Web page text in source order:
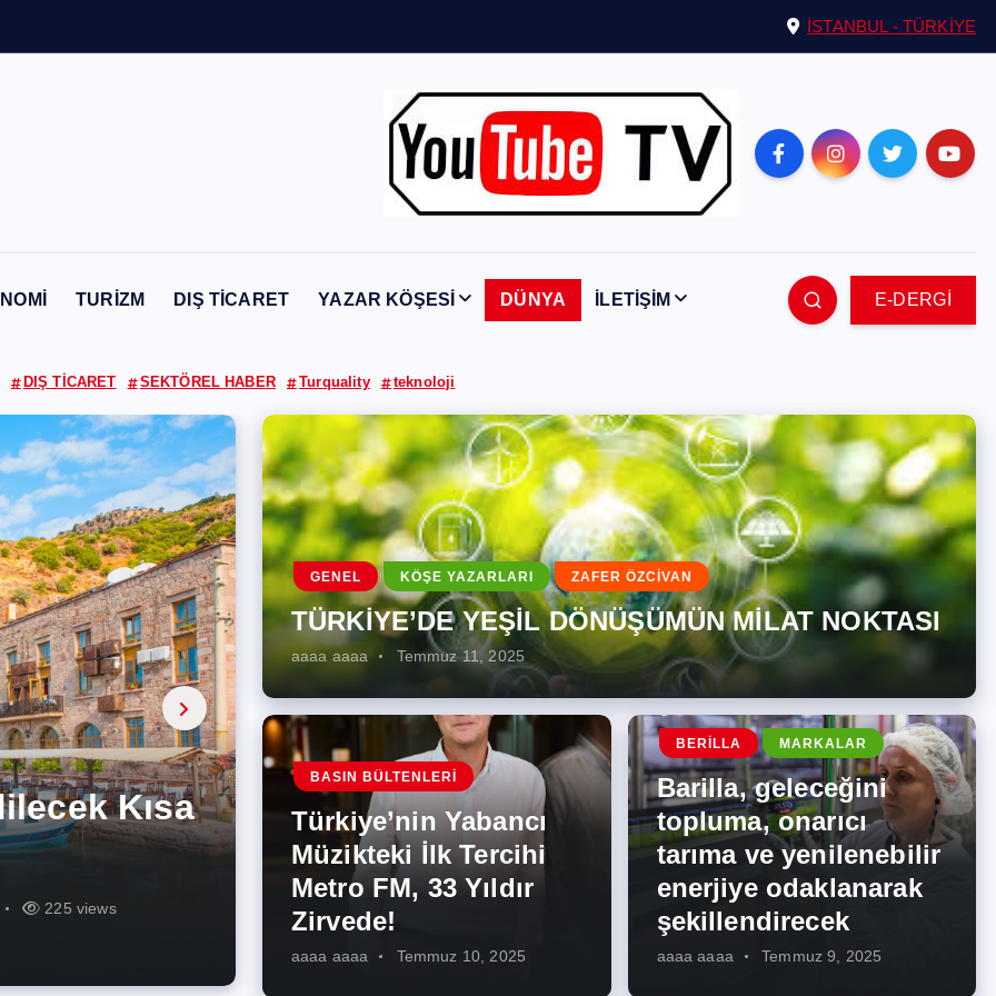
İSTANBUL - TÜRKİYE
TURİZM DIŞ TİCARET YAZAR KÖŞESİ DÜNYA İLETİŞİM E-DERGİ
DIŞ TİCARET SEKTÖREL HABER Turquality teknoloji
342 views
İlk
Zirvede!
271 views
onarıcı
273 views
Enerji
İş
285 views
Kısa
225 views
Artması
260 views
GENEL KÖŞE YAZARLARI ZAFER ÖZCİVAN
TÜRKİYE’DE YEŞİL DÖNÜŞÜMÜN MİLAT NOKTASI
aaaa aaaa Temmuz 11, 2025
BASIN BÜLTENLERI
Türkiye’nin Yabancı
Müzikteki İlk Tercihi
Metro FM, 33 Yıldır
Zirvede!
aaaa aaaa Temmuz 10, 2025
BERILLA MARKALAR
Barilla, geleceğini
topluma, onarıcı
tarıma ve yenilenebilir
enerjiye odaklanarak
şekillendirecek
aaaa aaaa Temmuz 9, 2025